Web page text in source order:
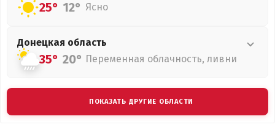
25° 12° Ясно
Донецкая область
35° 20° Переменная облачность, ливни
ПОКАЗАТЬ ДРУГИЕ ОБЛАСТИ